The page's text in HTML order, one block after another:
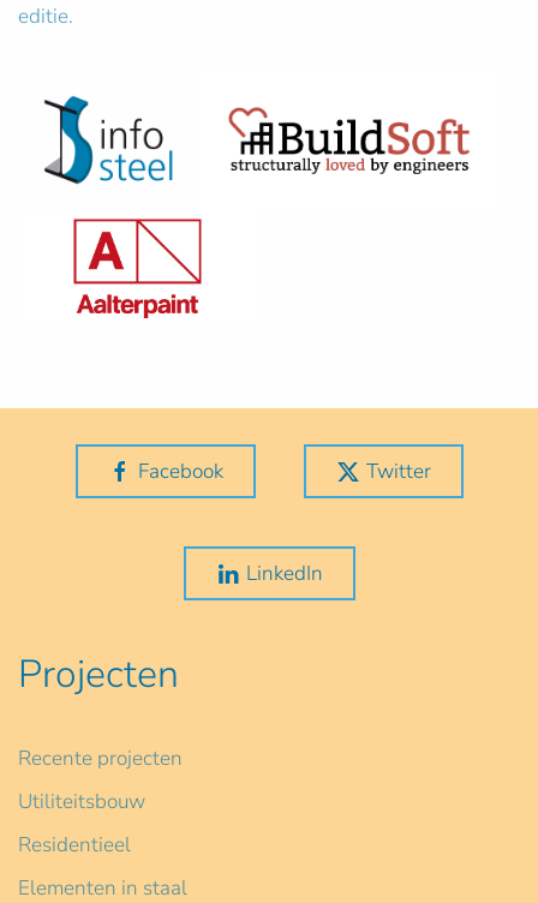
editie.
Facebook Twitter
LinkedIn
Projecten
Recente projecten
Utiliteitsbouw
Residentieel
Elementen in staal